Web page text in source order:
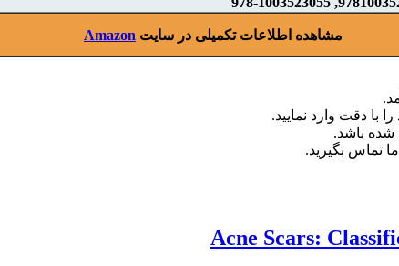
مشاهده اطلاعات تکمیلی در سایت Amazon
با دقت وارد نمایید.
تماس بگیرید.